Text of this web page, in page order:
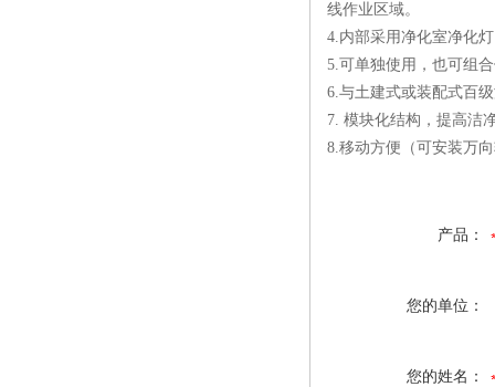
线作业区域。
4.内部采用净化室净化
5.可单独使用，也可组
6.与土建式或装配式百
7. 模块化结构，提高洁
8.移动方便（可安装万
产品：
您的单位：
您的姓名：